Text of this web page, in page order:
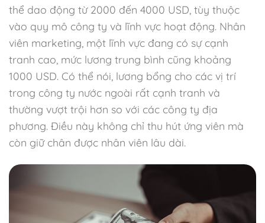
thể dao động từ 2000 đến 4000 USD, tùy thuộc
vào quy mô công ty và lĩnh vực hoạt động. Nhân
viên marketing, một lĩnh vực đang có sự cạnh
tranh cao, mức lương trung bình cũng khoảng
1000 USD. Có thể nói, lương bổng cho các vị trí
trong công ty nước ngoài rất cạnh tranh và
thường vượt trội hơn so với các công ty địa
phương. Điều này không chỉ thu hút ứng viên mà
còn giữ chân được nhân viên lâu dài.